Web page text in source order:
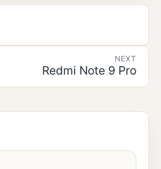
NEXT
Redmi Note 9 Pro